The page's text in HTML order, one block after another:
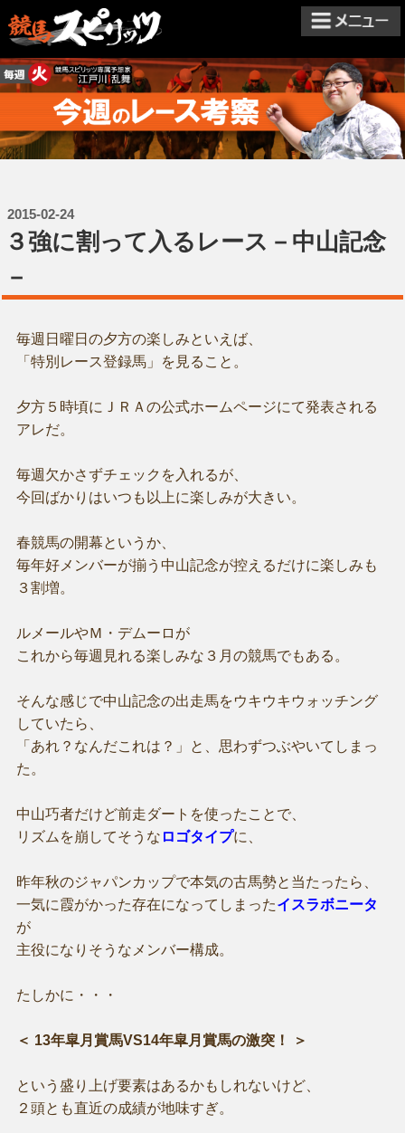
2015-02-24
３強に割って入るレース－中山記念
－
毎週日曜日の夕方の楽しみといえば、
「特別レース登録馬」を見ること。
夕方５時頃にＪＲＡの公式ホームページにて発表される
アレだ。
毎週欠かさずチェックを入れるが、
今回ばかりはいつも以上に楽しみが大きい。
春競馬の開幕というか、
毎年好メンバーが揃う中山記念が控えるだけに楽しみも
３割増。
ルメールやＭ・デムーロが
これから毎週見れる楽しみな３月の競馬でもある。
そんな感じで中山記念の出走馬をウキウキウォッチング
していたら、
「あれ？なんだこれは？」と、思わずつぶやいてしまっ
た。
中山巧者だけど前走ダートを使ったことで、
リズムを崩してそうな ロゴタイプに、
昨年秋のジャパンカップで本気の古馬勢と当たったら、
一気に霞がかった存在になってしまったイスラボニータ
が
主役になりそうなメンバー構成。
たしかに・・・
＜ 13年皐月賞馬VS14年皐月賞馬の激突！ ＞
という盛り上げ要素はあるかもしれないけど、
２頭とも直近の成績が地味すぎ。